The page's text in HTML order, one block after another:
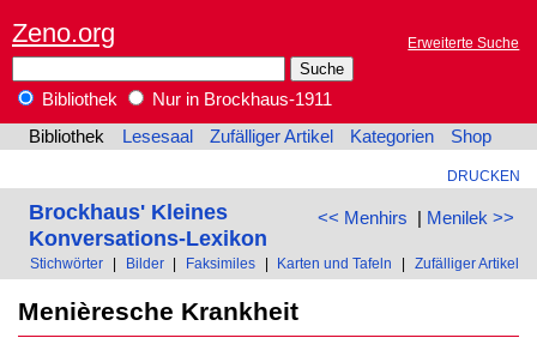
Zeno.org Erweiterte Suche
Bibliothek
Nur in Brockhaus-1911
Bibliothek
Lesesaal Zufälliger Artikel Kategorien Shop
DRUCKEN
<< Menhirs | Menilek >>
Brockhaus' Kleines
Konversations-Lexikon
Stichwörter Bilder Faksimiles Karten und Tafeln Zufälliger Artikel
Menièresche Krankheit